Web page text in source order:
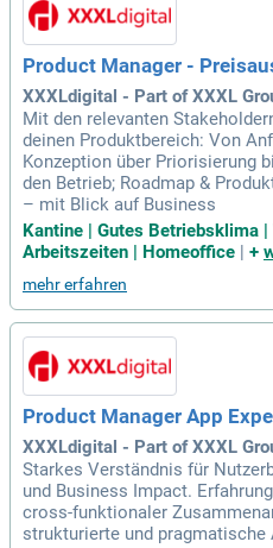
Product Manager -
XXXLdigital - Part of XXXL
Mit den relevanten
deinen Produktbereich: Von
Konzeption über Priorisierung
den Betrieb; Roadmap &
– mit Blick auf Business
Kantine | Gutes Betriebsklima
Arbeitszeiten | Homeoffice | +
mehr erfahren
Product Manager App
XXXLdigital - Part of XXXL
Starkes Verständnis für
und Business Impact.
cross-funktionaler
strukturierte und pragmatische